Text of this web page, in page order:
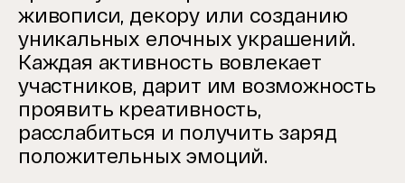
живописи, декору или созданию
уникальных елочных украшений.
Каждая активность вовлекает
участников, дарит им возможность
проявить креативность,
расслабиться и получить заряд
положительных эмоций.